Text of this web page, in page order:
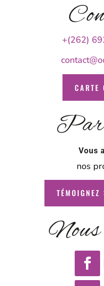
+(262)
CARTE
Vous
nos
TÉMOIGNEZ